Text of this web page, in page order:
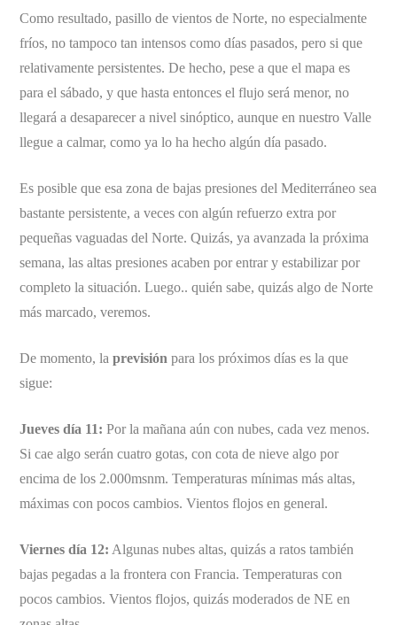
Como resultado, pasillo de vientos de Norte, no especialmente
fríos, no tampoco tan intensos como días pasados, pero si que
relativamente persistentes. De hecho, pese a que el mapa es
para el sábado, y que hasta entonces el flujo será menor, no
llegará a desaparecer a nivel sinóptico, aunque en nuestro Valle
llegue a calmar, como ya lo ha hecho algún día pasado.
Es posible que esa zona de bajas presiones del Mediterráneo sea
bastante persistente, a veces con algún refuerzo extra por
pequeñas vaguadas del Norte. Quizás, ya avanzada la próxima
semana, las altas presiones acaben por entrar y estabilizar por
completo la situación. Luego.. quién sabe, quizás algo de Norte
más marcado, veremos.
De momento, laprevisión para los próximos días es la que
sigue:
Jueves día 11: Por la mañana aún con nubes, cada vez menos.
Si cae algo serán cuatro gotas, con cota de nieve algo por
encima de los 2.000msnm. Temperaturas mínimas más altas,
máximas con pocos cambios. Vientos flojos en general.
Viernes día 12: Algunas nubes altas, quizás a ratos también
bajas pegadas a la frontera con Francia. Temperaturas con
pocos cambios. Vientos flojos, quizás moderados de NE en